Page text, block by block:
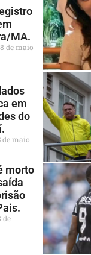
MA.
de maio
em
do
de maio
morto
de